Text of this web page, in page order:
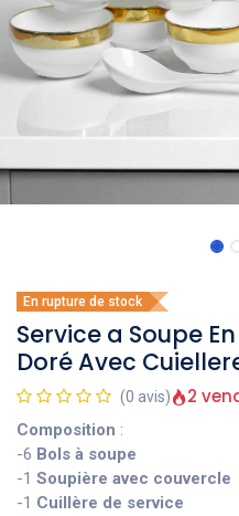
En rupture de stock
Service a Soupe
Doré Avec
(0 avis) 2
Composition :
-6 Bols à soupe
-1 Soupière avec couvercle
-1 Cuillère de service